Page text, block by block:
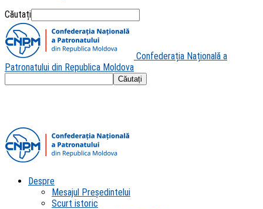
Căutați
Confederația Națională a
Patronatului din Republica Moldova
Despre
Mesajul Președintelui
Scurt istoric